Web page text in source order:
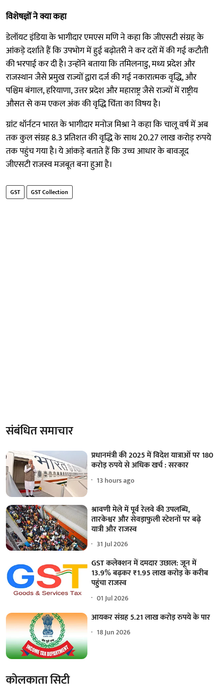
विशेषज्ञों ने क्या कहा
डेलॉयट इंडिया के भागीदार एमएस मणि ने कहा कि जीएसटी संग्रह के
आंकड़े दर्शाते हैं कि उपभोग में हुई बढ़ोतरी ने कर दरों में की गई कटौती
की भरपाई कर दी है। उन्होंने बताया कि तमिलनाडु, मध्य प्रदेश और
राजस्थान जैसे प्रमुख राज्यों द्वारा दर्ज की गई नकारात्मक वृद्धि, और
पश्चिम बंगाल, हरियाणा, उत्तर प्रदेश और महाराष्ट्र जैसे राज्यों में राष्ट्रीय
औसत से कम एकल अंक की वृद्धि चिंता का विषय है।
ग्रांट थॉर्नटन भारत के भागीदार मनोज मिश्रा ने कहा कि चालू वर्ष में अब
तक कुल संग्रह 8.3 प्रतिशत की वृद्धि के साथ 20.27 लाख करोड़ रुपये
तक पहुंच गया है। ये आंकड़े बताते हैं कि उच्च आधार के बावजूद
जीएसटी राजस्व मजबूत बना हुआ है।
GST GST Collection
संबंधित समाचार
प्रधानमंत्री की 2025 में विदेश यात्राओं पर 180
करोड़ रुपये से अधिक खर्च : सरकार
13 hours ago
श्रावणी मेले में पूर्व रेलवे की उपलब्धि,
तारकेश्वर और सेवड़ाफुली स्टेशनों पर बढ़े
यात्री और राजस्व
31 Jul 2026
GST कलेक्शन में दमदार उछाल: जून में
13.9% बढ़कर ₹1.95 लाख करोड़ के करीब
पहुंचा राजस्व
01 Jul 2026
आयकर संग्रह 5.21 लाख करोड़ रुपये के पार
18 Jun 2026
कोलकाता सिटी